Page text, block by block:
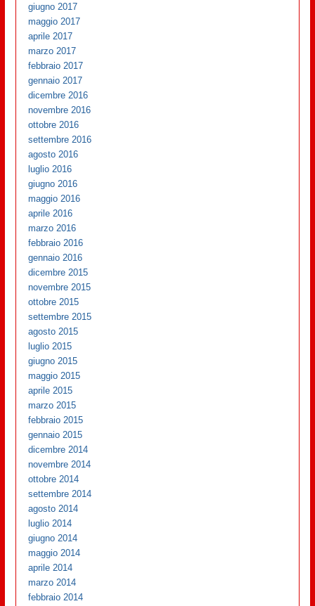
giugno 2017
maggio 2017
aprile 2017
marzo 2017
febbraio 2017
gennaio 2017
dicembre 2016
novembre 2016
ottobre 2016
settembre 2016
agosto 2016
luglio 2016
giugno 2016
maggio 2016
aprile 2016
marzo 2016
febbraio 2016
gennaio 2016
dicembre 2015
novembre 2015
ottobre 2015
settembre 2015
agosto 2015
luglio 2015
giugno 2015
maggio 2015
aprile 2015
marzo 2015
febbraio 2015
gennaio 2015
dicembre 2014
novembre 2014
ottobre 2014
settembre 2014
agosto 2014
luglio 2014
giugno 2014
maggio 2014
aprile 2014
marzo 2014
febbraio 2014